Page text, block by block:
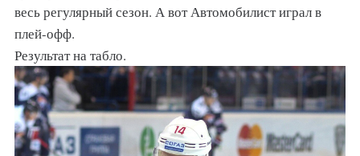
весь регулярный сезон. А вот Автомобилист играл в
плей-офф.
Результат на табло.